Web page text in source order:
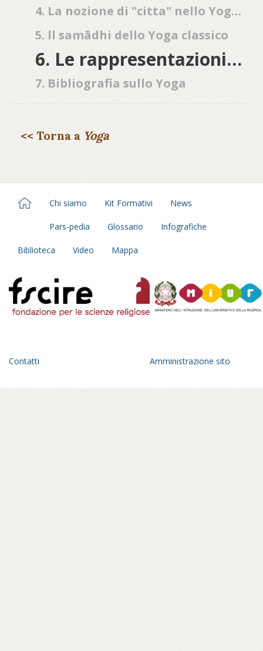
4. La nozione di "citta" nello Yoga classico
5. ll samādhi dello Yoga classico
6. Le rappresentazioni dello yoga nell'arte
7. Bibliografia sullo Yoga
<< Torna a Yoga
Chi siamo Kit Formativi News
Pars-pedia Glossario Infografiche
Biblioteca Video Mappa
Contatti Amministrazione sito